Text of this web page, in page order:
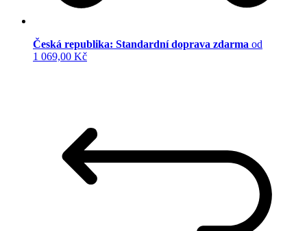
Česká republika: Standardní doprava zdarma od
1 069,00 Kč